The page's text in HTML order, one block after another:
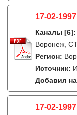
17-02-
Каналы [6]:
Воронеж,
Регион:
Источник:
Добавил
17-02-